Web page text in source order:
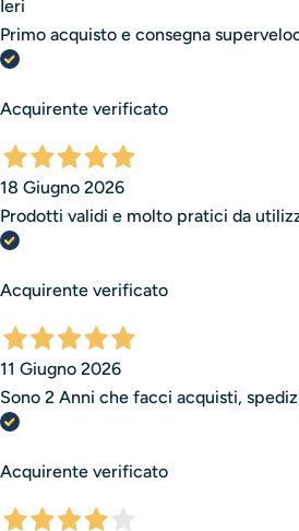
Ieri
Primo acquisto e consegna
Acquirente verificato
18 Giugno 2026
Prodotti validi e molto pratici da
Acquirente verificato
11 Giugno 2026
Sono 2 Anni che facci acquisti,
Acquirente verificato